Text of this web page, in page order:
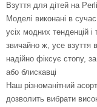
Взуття для дітей на
Моделі виконані в
усіх модних тенденцій і
звичайно ж, усе взуття
надійно фіксує стопу,
або блискавці
Наш різноманітний
дозволить вибрати